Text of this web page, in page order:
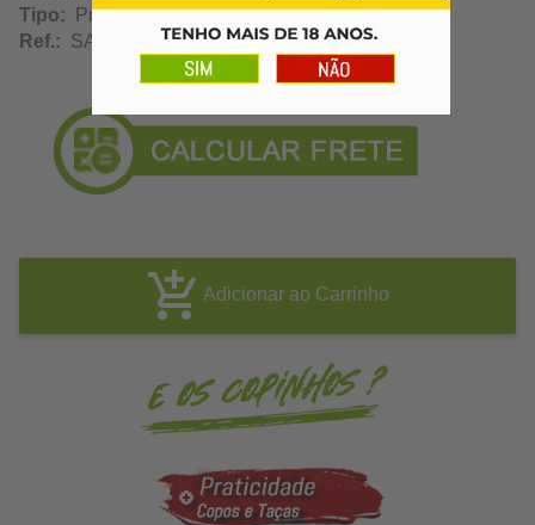
Tipo: Prata
Ref.: SA10290
Adicionar ao Carrinho